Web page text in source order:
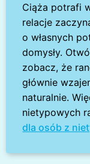
Ciąża potrafi
relacje
o własnych
domysły.
zobacz, że
głównie
naturalnie.
nietypowych
dla osób z